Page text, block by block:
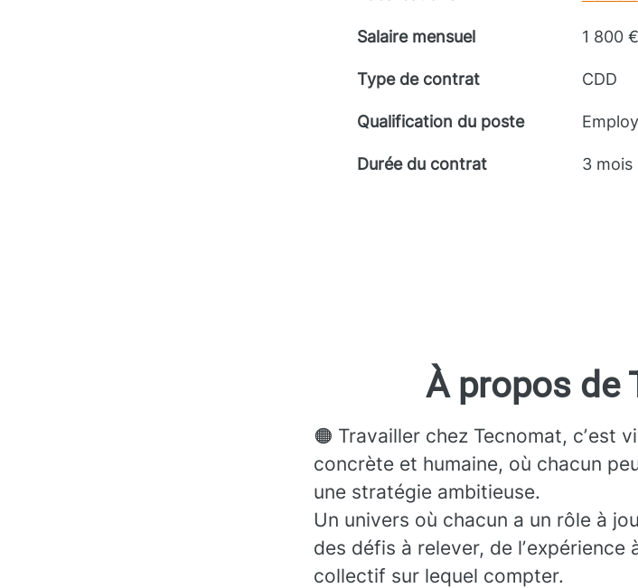
Salaire mensuel 1 800
Type de contrat CDD
Qualification du poste
Durée du contrat 3 mois
À propos de
🟠 Travailler chez Tecnomat, cʼest
concrète et humaine, où chacun
une stratégie ambitieuse.
Un univers où chacun a un rôle à
des défis à relever, de
collectif sur lequel compter.